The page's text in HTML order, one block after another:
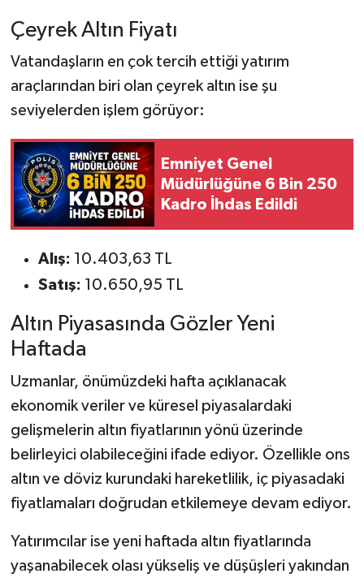
Çeyrek Altın Fiyatı
Vatandaşların en çok tercih ettiği yatırım
araçlarından biri olan çeyrek altın ise şu
seviyelerden işlem görüyor:
Emniyet Genel
Müdürlüğüne 6 Bin 250
Kadro İhdas Edildi
Alış: 10.403,63 TL
Satış: 10.650,95 TL
Altın Piyasasında Gözler Yeni
Haftada
Uzmanlar, önümüzdeki hafta açıklanacak
ekonomik veriler ve küresel piyasalardaki
gelişmelerin altın fiyatlarının yönü üzerinde
belirleyici olabileceğini ifade ediyor. Özellikle ons
altın ve döviz kurundaki hareketlilik, iç piyasadaki
fiyatlamaları doğrudan etkilemeye devam ediyor.
Yatırımcılar ise yeni haftada altın fiyatlarında
yaşanabilecek olası yükseliş ve düşüşleri yakından